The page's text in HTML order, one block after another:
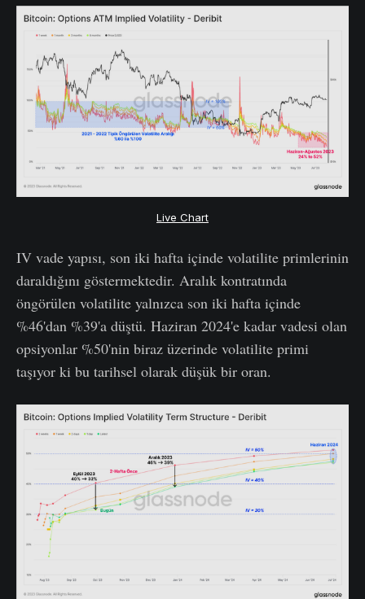
Live Chart
IV vade yapısı, son iki hafta içinde volatilite primlerinin
daraldığını göstermektedir. Aralık kontratında
öngörülen volatilite yalnızca son iki hafta içinde
%46'dan %39'a düştü. Haziran 2024'e kadar vadesi olan
opsiyonlar %50'nin biraz üzerinde volatilite primi
taşıyor ki bu tarihsel olarak düşük bir oran.